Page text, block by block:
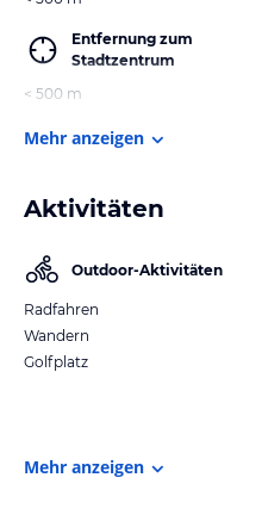
Entfernung zum
Stadtzentrum
< 500 m
Mehr anzeigen
Aktivitäten
Outdoor-Aktivitäten
Radfahren
Wandern
Golfplatz
Mehr anzeigen